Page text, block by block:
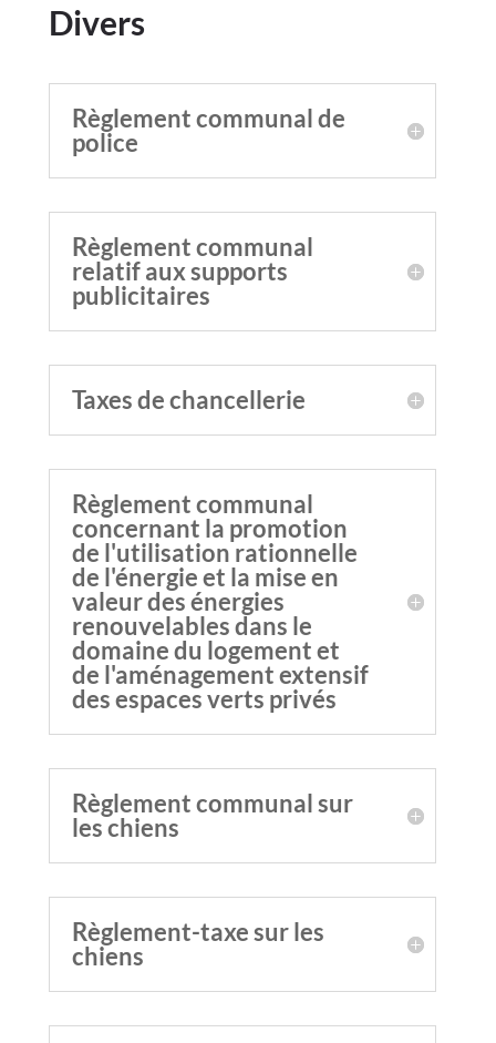
Divers
Règlement communal de
police
Règlement communal
relatif aux supports
publicitaires
Taxes de chancellerie
Règlement communal
concernant la promotion
de l'utilisation rationnelle
de l'énergie et la mise en
valeur des énergies
renouvelables dans le
domaine du logement et
de l'aménagement extensif
des espaces verts privés
Règlement communal sur
les chiens
Règlement-taxe sur les
chiens